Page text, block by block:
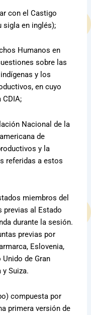
con el Castigo
sigla en inglés);
Humanos en
sobre las
y los
en cuyo
Nacional de la
de
y la
referidas a estos
miembros del
previas al Estado
durante la sesión.
previas por
Eslovenia,
de Gran
y Suiza.
compuesta por
primera versión de